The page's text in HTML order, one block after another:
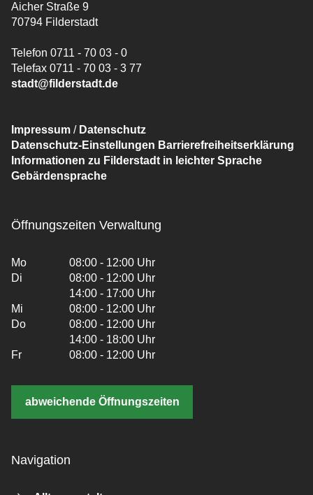
Aicher Straße 9
70794 Filderstadt
Telefon 0711 - 70 03 - 0
Telefax 0711 - 70 03 - 3 77
stadt@filderstadt.de
Impressum / Datenschutz
Datenschutz-Einstellungen Barrierefreiheitserklärung
Informationen zu Filderstadt in leichter Sprache
Gebärdensprache
Öffnungszeiten Verwaltung
Mo
08:00 - 12:00 Uhr
Di
08:00 - 12:00 Uhr
14:00 - 17:00 Uhr
Mi
08:00 - 12:00 Uhr
Do
08:00 - 12:00 Uhr
14:00 - 18:00 Uhr
Fr
08:00 - 12:00 Uhr
abweichende Öffnungszeiten
Navigation